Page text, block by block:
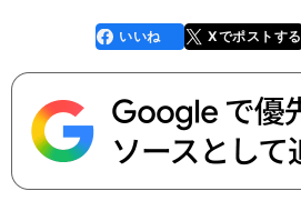
faceboo
k
いいね Xでポストする
line